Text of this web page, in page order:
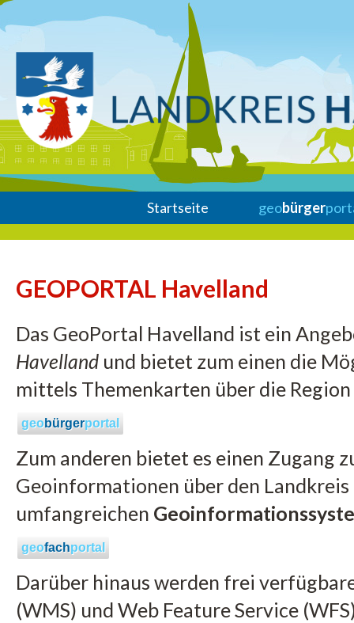
Startseite geobürger
GEOPORTAL Havelland
Das GeoPortal Havelland ist ein
Havelland und bietet zum einen die
mittels Themenkarten über die
geo bürgerportal
Zum anderen bietet es einen Zugang
Geoinformationen über den Landkreis
umfangreichen
geofachportal
Darüber hinaus werden frei
(WMS) und Web Feature Service